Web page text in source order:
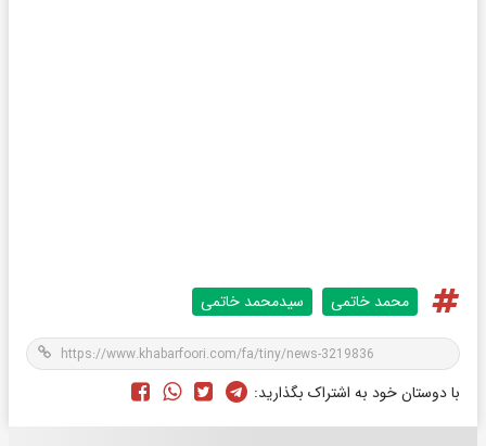
محمد خاتمی سیدمحمد خاتمی
با دوستان خود به اشتراک بگذارید: